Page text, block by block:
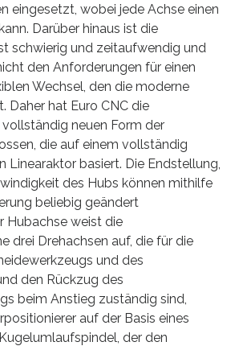
eingesetzt, wobei jede Achse einen
Darüber hinaus ist die
schwierig und zeitaufwendig und
den Anforderungen für einen
Wechsel, den die moderne
Daher hat Euro CNC die
neuen Form der
die auf einem vollständig
Linearaktor basiert. Die Endstellung,
des Hubs können mithilfe
beliebig geändert
Hubachse weist die
drei Drehachsen auf, die für die
und des
den Rückzug des
beim Anstieg zuständig sind,
auf der Basis eines
der den